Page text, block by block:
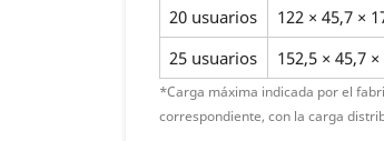
20 usuarios
122 × 45,7 ×
25 usuarios
152,5 × 45,7
*Carga máxima indicada por el
correspondiente, con la carga